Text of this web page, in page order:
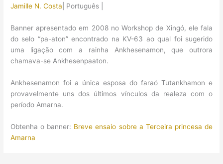
Jamille N. Costa | Português |
Banner apresentado em 2008 no Workshop de Xingó, ele fala
do selo “pa-aton” encontrado na KV-63 ao qual foi sugerido
uma ligação com a rainha Ankhesenamon, que outrora
chamava-se Ankhesenpaaton.
Ankhesenamon foi a única esposa do faraó Tutankhamon e
provavelmente uns dos últimos vínculos da realeza com o
período Amarna.
Obtenha o banner: Breve ensaio sobre a Terceira princesa de
Amarna